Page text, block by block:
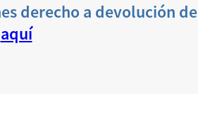
derecho a devolución
aquí